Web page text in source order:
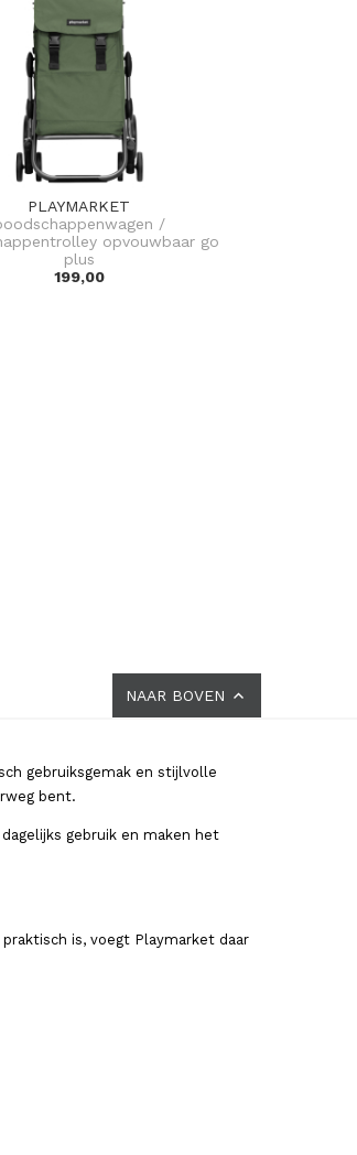
PLAYMARKET
/
opvouwbaar go
plus
199,00
NAAR BOVEN
gebruiksgemak en stijlvolle
bent.
gebruik en maken het
is, voegt Playmarket daar